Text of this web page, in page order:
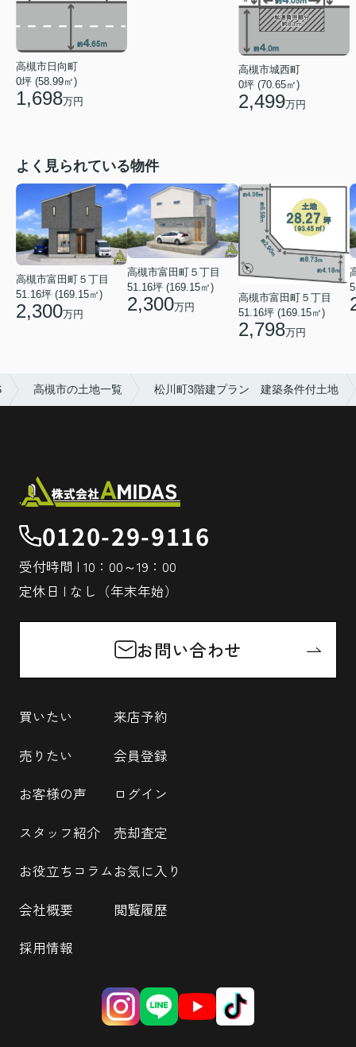
高槻市日向町
0坪 (58.99㎡)
1,698万円
高槻市城西町
0坪 (70.65㎡)
2,499万円
よく見られている物件
高槻市富田町５丁目
51.16坪 (169.15㎡)
2,300万円
高槻市富田町５丁目
51.16坪 (169.15㎡)
2,300万円
高槻市富田町５丁目
51.16坪 (169.15㎡)
2,798万円
高槻市の土地一覧 松川町3階建プラン 建築条件付土地
0120-29-9116
受付時間 | 10：00～19：00
定休日 | なし（年末年始）
お問い合わせ
買いたい
売りたい
お客様の声
スタッフ紹介
お役立ちコラム
会社概要
採用情報
来店予約
会員登録
ログイン
売却査定
お気に入り
閲覧履歴